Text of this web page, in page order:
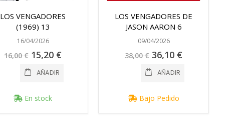
LOS VENGADORES
(1969) 13
16/04/2026
16,00 € Precio
especial
15,20 €
AÑADIR
En stock
LOS VENGADORES DE
JASON AARON 6
09/04/2026
38,00 € Precio
especial
36,10 €
AÑADIR
Bajo Pedido